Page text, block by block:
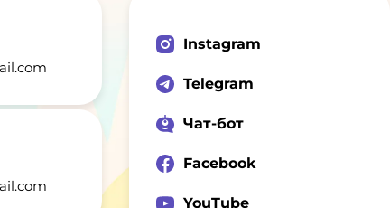
Instagram
Telegram
Чат-бот
Facebook
YouTube